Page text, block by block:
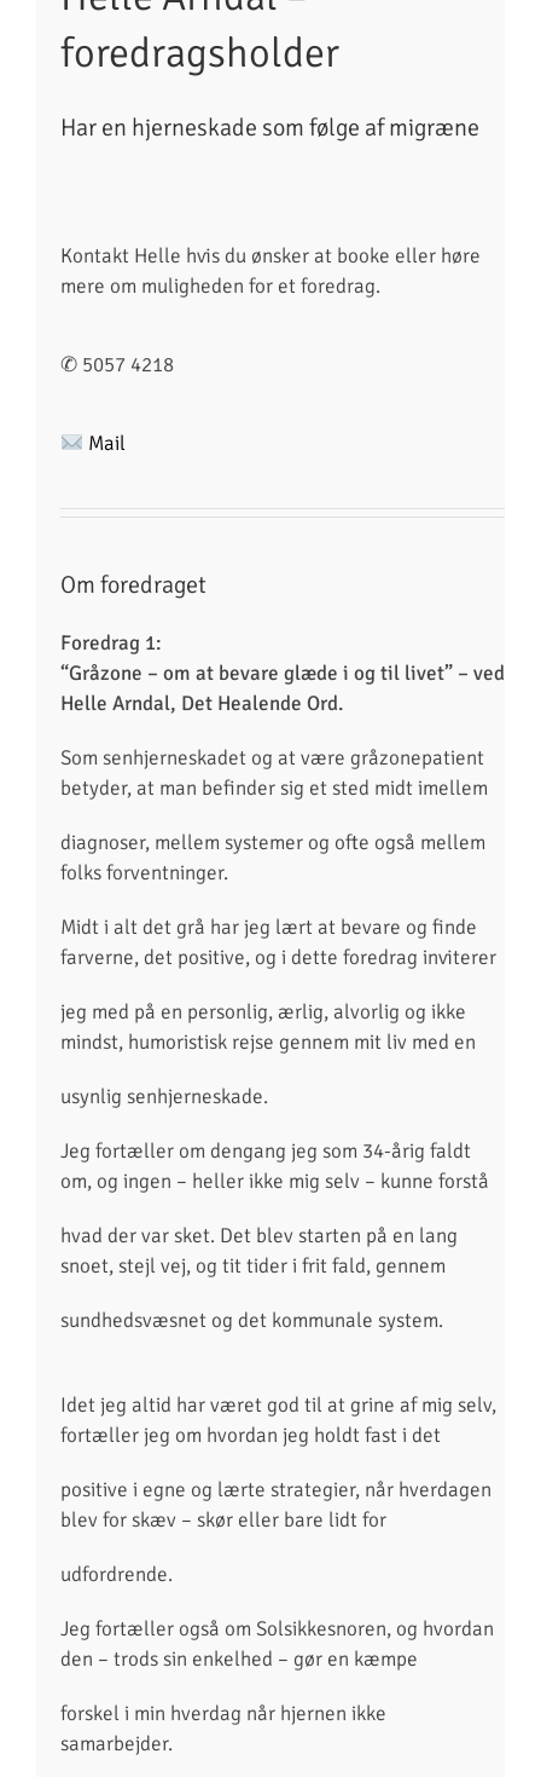
foredragsholder
Har en hjerneskade som følge af migræne
Kontakt Helle hvis du ønsker at booke eller høre
mere om muligheden for et foredrag.
✆ 5057 4218
Mail
Om foredraget
Foredrag 1:
“Gråzone – om at bevare glæde i og til livet” – ved
Helle Arndal, Det Healende Ord.
Som senhjerneskadet og at være gråzonepatient
betyder, at man befinder sig et sted midt imellem
diagnoser, mellem systemer og ofte også mellem
folks forventninger.
Midt i alt det grå har jeg lært at bevare og finde
farverne, det positive, og i dette foredrag inviterer
jeg med på en personlig, ærlig, alvorlig og ikke
mindst, humoristisk rejse gennem mit liv med en
usynlig senhjerneskade.
Jeg fortæller om dengang jeg som 34-årig faldt
om, og ingen – heller ikke mig selv – kunne forstå
hvad der var sket. Det blev starten på en lang
snoet, stejl vej, og tit tider i frit fald, gennem
sundhedsvæsnet og det kommunale system.
Idet jeg altid har været god til at grine af mig selv,
fortæller jeg om hvordan jeg holdt fast i det
positive i egne og lærte strategier, når hverdagen
blev for skæv – skør eller bare lidt for
udfordrende.
Jeg fortæller også om Solsikkesnoren, og hvordan
den – trods sin enkelhed – gør en kæmpe
forskel i min hverdag når hjernen ikke
samarbejder.